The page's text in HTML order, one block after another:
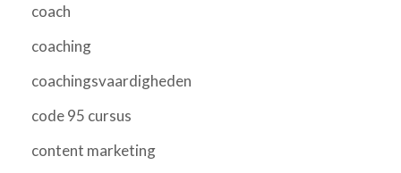
coach
coaching
coachingsvaardigheden
code 95 cursus
content marketing